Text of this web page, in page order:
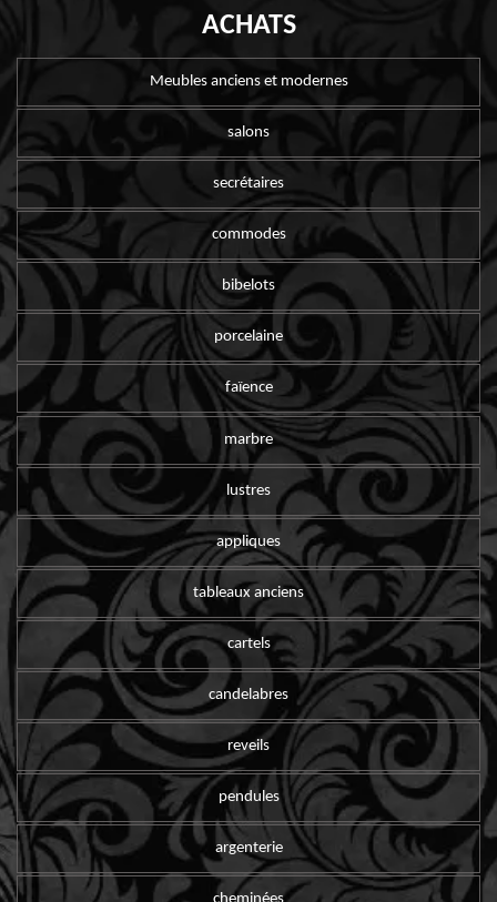
ACHATS
Meubles anciens et modernes
salons
secrétaires
commodes
bibelots
porcelaine
faïence
marbre
lustres
appliques
tableaux anciens
cartels
candelabres
reveils
pendules
argenterie